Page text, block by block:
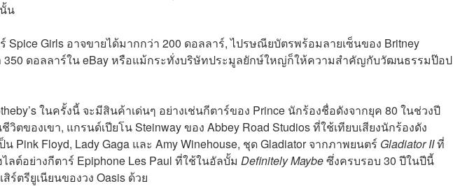
น
Spice Girls อาจขายได้มากกว่า 200 ดอลลาร์, ไปรษณียบัตรพร้อมลายเซ็นของ Britney
350 ดอลลาร์ใน eBay หรือแม้กระทั่งบริษัทประมูลยักษ์ใหญ่ก็ให้ความสำคัญกับวัฒนธรรมป๊อป
ในครั้งนี้ จะมีสินค้าเด่นๆ อย่างเช่นกีตาร์ของ Prince นักร้องชื่อดังจากยุค 80 ในช่วงปี
วิตของเขา, แกรนด์เปียโน Steinway ของ Abbey Road Studios ที่ใช้เทียบเสียงนักร้องดัง
Pink Floyd, Lady Gaga และ Amy Winehouse, ชุดGladiatorจากภาพยนตร์ Gladiator IIที่
ลต์อย่างกีตาร์ Epiphone Les Paul ที่ใช้ในอัลบั้ม Definitely Maybeซึ่งครบรอบ 30 ปีในปีนี้
ร์ตรียูเนียนของวง Oasis ด้วย